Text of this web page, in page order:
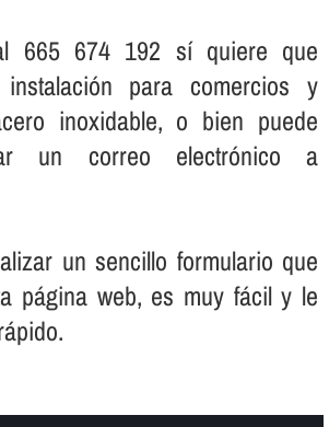
665 674 192 sí­ quiere que
para comercios y
inoxidable, o bien puede
un correo electrónico a
un sencillo formulario que
página web, es muy fácil y le